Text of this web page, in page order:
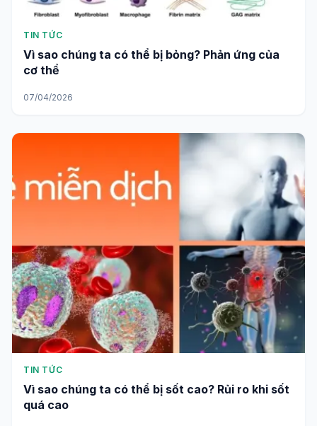
TIN TỨC
Vì sao chúng ta có thể bị bỏng? Phản ứng của
cơ thể
07/04/2026
TIN TỨC
Vì sao chúng ta có thể bị sốt cao? Rủi ro khi sốt
quá cao